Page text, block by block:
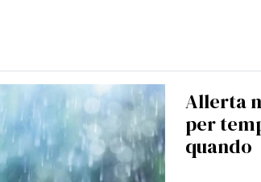
Allerta
per
quando